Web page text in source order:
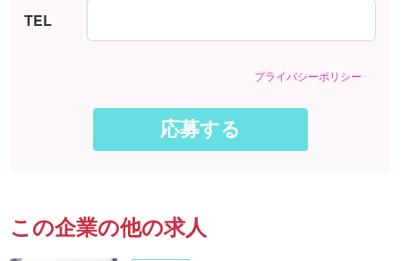
TEL
プライバシーポリシー
この企業の他の求人